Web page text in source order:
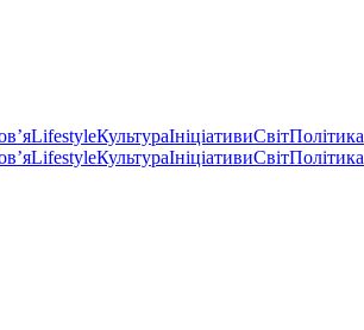
LifestyleКультураІніціативиСвітПолітика
LifestyleКультураІніціативиСвітПолітика